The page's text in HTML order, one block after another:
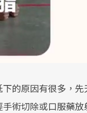
的原因有很多，
術切除或口服藥